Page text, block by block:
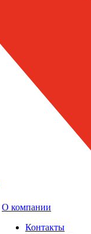
О компании
Контакты